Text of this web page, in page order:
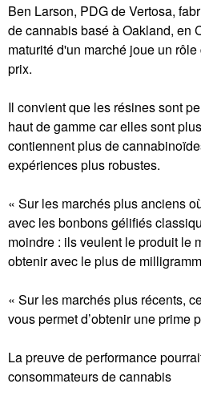
Ben Larson, PDG de Vertosa,
de cannabis basé à Oakland, en
maturité d'un marché joue un
prix.
Il convient que les résines sont
haut de gamme car elles sont
contiennent plus de
expériences plus robustes.
« Sur les marchés plus anciens
avec les bonbons gélifiés
moindre : ils veulent le produit le
obtenir avec le plus de
« Sur les marchés plus récents,
vous permet d’obtenir une prime
La preuve de performance
consommateurs de cannabis